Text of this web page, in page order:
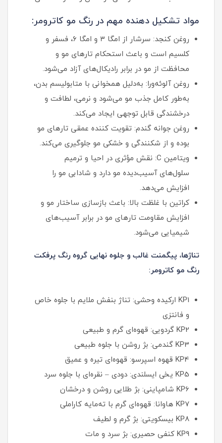
مواد تشکیل دهنده مهم در رنگ مو کاترومر:
روغن کنجد: سرشار از امگا ۳ و امگا ۶، فسفر و
کلسیم است و باعث استحکام تارهای مو و
محافظت از مو در برابر رادیکال‌های آزاد می‌شود.
روغن آلوئه‌ورا: به‌دلیل همخوانی با متابولیسم بدن،
به‌طور کامل جذب مو می‌شود و نرمی، لطافت و
درخشندگی قابل توجهی ایجاد می‌کند.
روغن جوانه گندم: تقویت کننده عمقی تارهای مو
بوده و از شکنندگی و خشکی مو جلوگیری می‌کند.
ویتامین C: نقش مؤثری در احیا و ترمیم
سلول‌های آسیب‌دیده مو دارد و شادابی مو را
افزایش می‌دهد.
کراتین با غلظت بالا: باعث بازسازی ساختار مو و
افزایش مقاومت تارهای مو در برابر آسیب‌های
شیمیایی می‌شود.
تناژها، پیگمنت غالب و جلوه نهایی گروه رنگ پرفکت
رنگ مو کاترومر:
KP1 ارکیده وحشی: تناژ بنفش ملایم با جلوه خاص
و فانتزی
KP2 گردویی: قهوه‌ای گرم و طبیعی
KP3 گندمی: بژ روشن با جلوه طبیعی
KP4 قهوه اسپرسو: قهوه‌ای تیره و عمیق
KP5 یخی ایسلندی: دودی – نقره‌ای با جلوه سرد
KP6 شامپاینی: بژ طلایی روشن و درخشان
KP7 هاوانا: قهوه‌ای گرم با ته‌مایه کاراملی
KP8 بیسکویتی: بژ گرم و لطیف
KP9 کنفی حصیری: بژ سرد و مات